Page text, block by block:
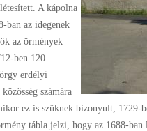
A kápolna
ban az idegenek
az örmények
ben 120
erdélyi
számára
ez is szűknek bizonyult,
tábla jelzi, hogy az 1688-ban